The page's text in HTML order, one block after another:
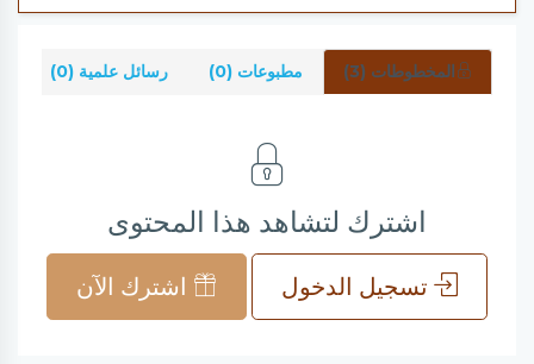
المخطوطات (3) مطبوعات (0) رسائل علمية (0)
اشترك لتشاهد هذا المحتوى
تسجيل الدخول اشترك الآن